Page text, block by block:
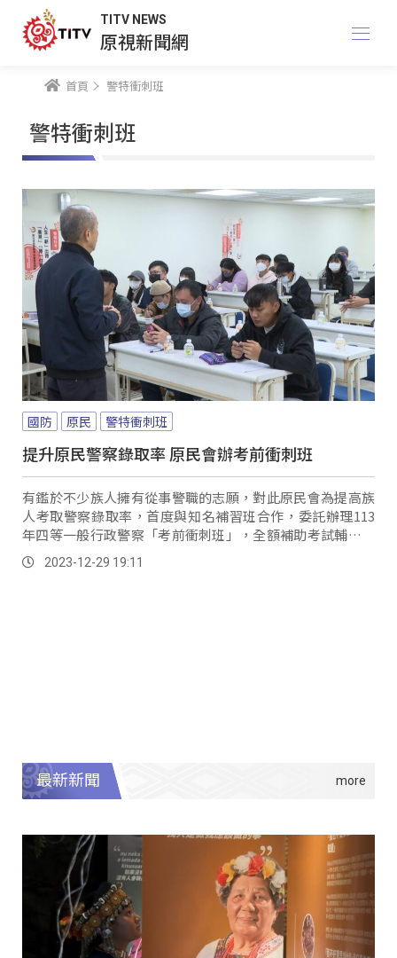
TITV NEWS
原視新聞網
首頁 警特衝刺班
警特衝刺班
國防 原民 警特衝刺班
提升原民警察錄取率 原民會辦考前衝刺班
有鑑於不少族人擁有從事警職的志願，對此原民會為提高族
人考取警察錄取率，首度與知名補習班合作，委託辦理113
年四等一般行政警察「考前衝刺班」，全額補助考試輔導相
關費用吸引近180人報名，但名額有限、僅招收約30名學
員，因此日前也辦理衝刺班甄試測驗。
2023-12-29 19:11
最新新聞